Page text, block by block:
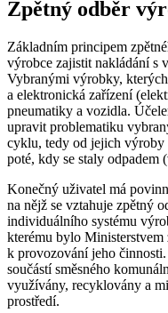
Zpětný odběr
Základním principem
výrobce zajistit nakládání s
Vybranými výrobky,
a elektronická zařízení
pneumatiky a vozidla.
upravit problematiku
cyklu, tedy od jejich výroby
poté, kdy se staly
Konečný uživatel má
na nějž se vztahuje zpětný
individuálního systému
kterému bylo
k provozování jeho
součástí směsného
využívány, recyklovány a
prostředí.